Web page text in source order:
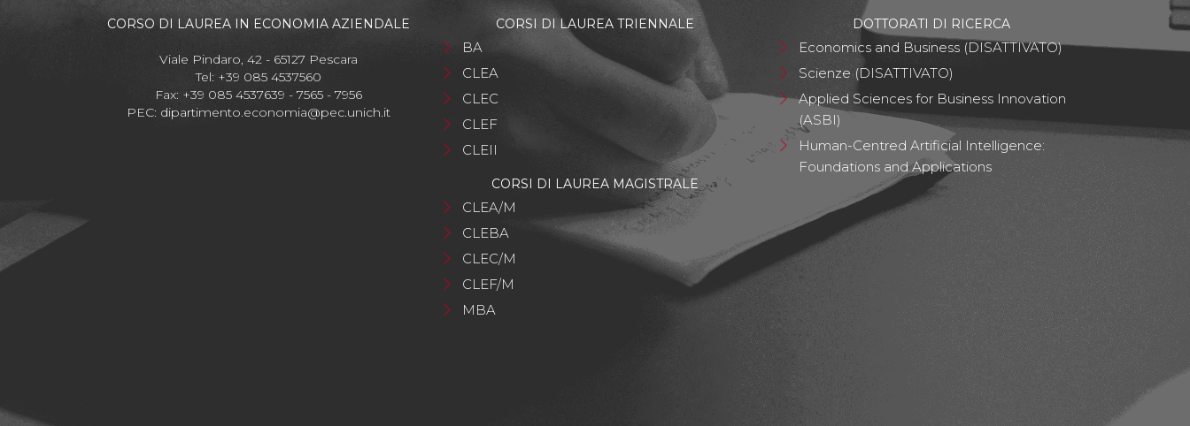
CORSO DI LAUREA IN ECONOMIA AZIENDALE
Viale Pindaro, 42 - 65127 Pescara
Tel: +39 085 4537560
Fax: +39 085 4537639 - 7565 - 7956
PEC: dipartimento.economia@pec.unich.it
CORSI DI LAUREA TRIENNALE
BA
CLEA
CLEC
CLEF
CLEII
CORSI DI LAUREA MAGISTRALE
CLEA/M
CLEBA
CLEC/M
CLEF/M
MBA
DOTTORATI DI RICERCA
Economics and Business (DISATTIVATO)
Scienze (DISATTIVATO)
Applied Sciences for Business Innovation
(ASBI)
Human-Centred Artificial Intelligence:
Foundations and Applications